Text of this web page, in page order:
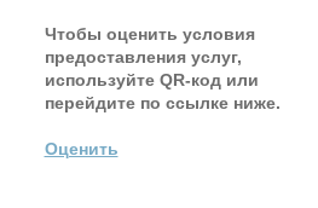
Чтобы оценить условия
предоставления услуг,
используйте QR-код или
перейдите по ссылке ниже.
Оценить